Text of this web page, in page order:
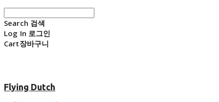
Search 검색
Log In 로그인
Cart장바구니
Flying Dutch